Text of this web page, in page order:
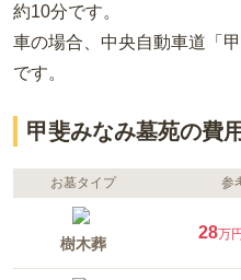
約10分です。
車の場合 、中央自動車道「
です。
甲斐みなみ墓苑の費用
お墓タイプ 参
樹木葬
28万